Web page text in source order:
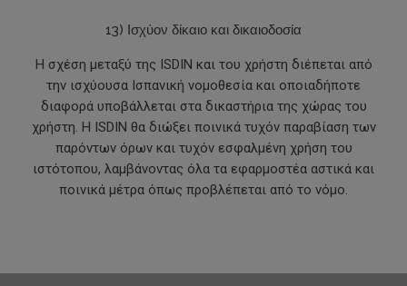
13) Ισχύον δίκαιο και δικαιοδοσία
Η σχέση μεταξύ της ISDIN και του χρήστη διέπεται από
την ισχύουσα Ισπανική νομοθεσία και οποιαδήποτε
διαφορά υποβάλλεται στα δικαστήρια της χώρας του
χρήστη. Η ISDIN θα διώξει ποινικά τυχόν παραβίαση των
παρόντων όρων και τυχόν εσφαλμένη χρήση του
ιστότοπου, λαμβάνοντας όλα τα εφαρμοστέα αστικά και
ποινικά μέτρα όπως προβλέπεται από το νόμο.